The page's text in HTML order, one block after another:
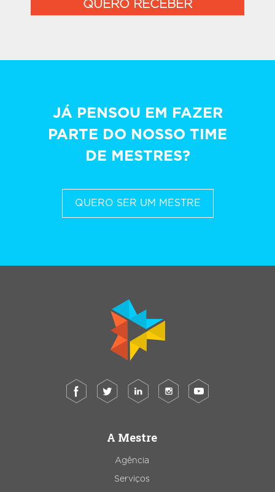
QUERO RECEBER
JÁ PENSOU EM FAZER
PARTE DO NOSSO TIME
DE MESTRES?
QUERO SER UM MESTRE
A Mestre
Agência
Serviços